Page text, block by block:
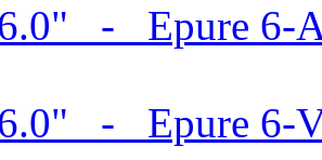
- Epure 6-
- Epure 6-